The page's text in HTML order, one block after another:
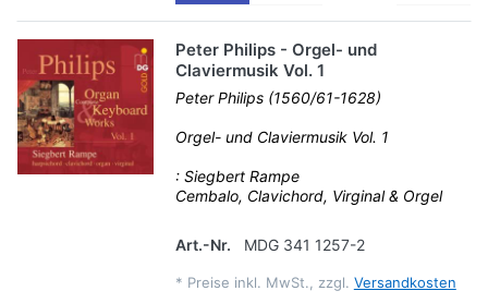
Peter Philips - Orgel- und
Claviermusik Vol. 1
Peter Philips (1560/61-1628)
Orgel- und Claviermusik Vol. 1
: Siegbert Rampe
Cembalo, Clavichord, Virginal & Orgel
Art.-Nr. MDG 341 1257-2
* Preise inkl. MwSt., zzgl. Versandkosten